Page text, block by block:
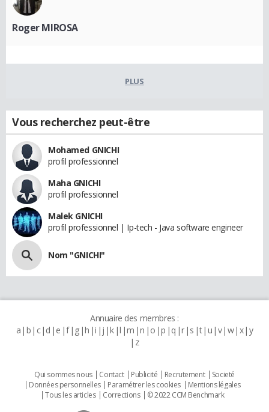
Roger MIROSA
PLUS
Vous recherchez peut-être
Mohamed GNICHI
profil professionnel
Maha GNICHI
profil professionnel
Malek GNICHI
profil professionnel | Ip-tech - Java software engineer
Nom "GNICHI"
Annuaire des membres :
a b c d e f g h i j k l m n o p q r s t u v w x y
z
Qui sommes nous Contact Publicité Recrutement
Societé
Données personnelles
Paramétrer les cookies
Mentions légales
Tous les articles
Corrections © 2022 CCM Benchmark